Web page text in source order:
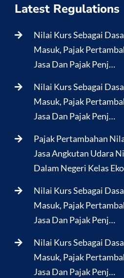
Latest Regulations
Nilai Kurs Sebagai
Masuk, Pajak
Jasa Dan Pajak Penj…
Nilai Kurs Sebagai
Masuk, Pajak
Jasa Dan Pajak Penj…
Pajak Pertambahan
Jasa Angkutan Udara
Dalam Negeri Kelas
Nilai Kurs Sebagai
Masuk, Pajak
Jasa Dan Pajak Penj…
Nilai Kurs Sebagai
Masuk, Pajak
Jasa Dan Pajak Penj…